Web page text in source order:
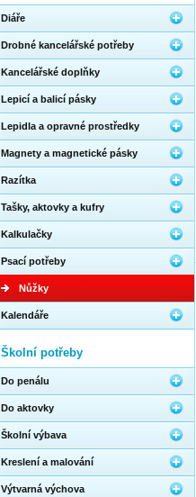
Diáře
Drobné kancelářské potřeby
Kancelářské doplňky
Lepicí a balicí pásky
Lepidla a opravné prostředky
Magnety a magnetické pásky
Razítka
Tašky, aktovky a kufry
Kalkulačky
Psací potřeby
Nůžky
Kalendáře
Školní potřeby
Do penálu
Do aktovky
Školní výbava
Kreslení a malování
Výtvarná výchova